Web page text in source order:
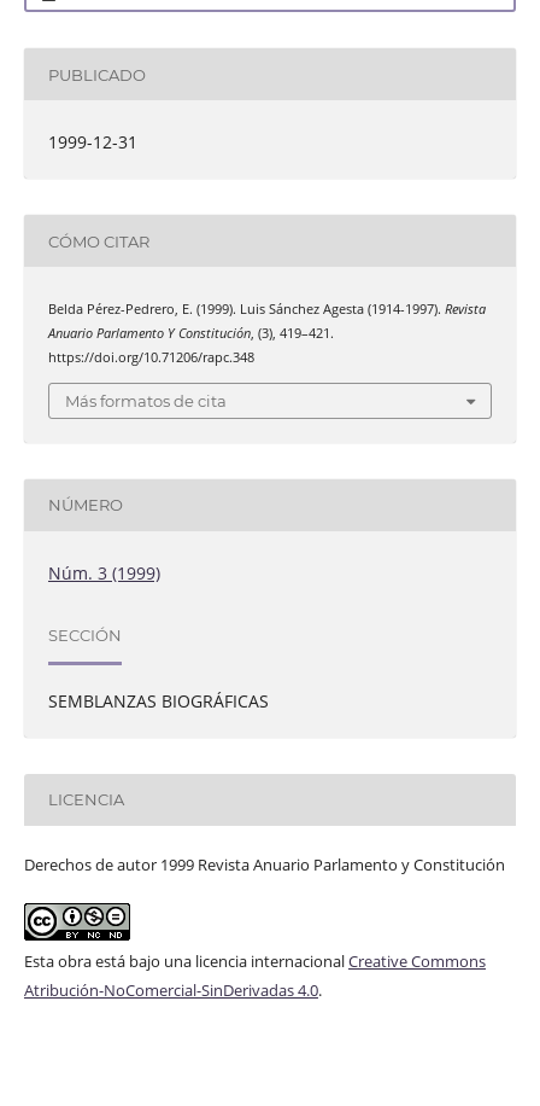
PUBLICADO
1999-12-31
CÓMO CITAR
Belda Pérez-Pedrero, E. (1999). Luis Sánchez Agesta (1914-1997). Revista
Anuario Parlamento Y Constitución, (3), 419–421.
https://doi.org/10.71206/rapc.348
Más formatos de cita
NÚMERO
Núm. 3 (1999)
SECCIÓN
SEMBLANZAS BIOGRÁFICAS
LICENCIA
Derechos de autor 1999 Revista Anuario Parlamento y Constitución
Esta obra está bajo una licencia internacionalCreative Commons
Atribución-NoComercial-SinDerivadas 4.0.